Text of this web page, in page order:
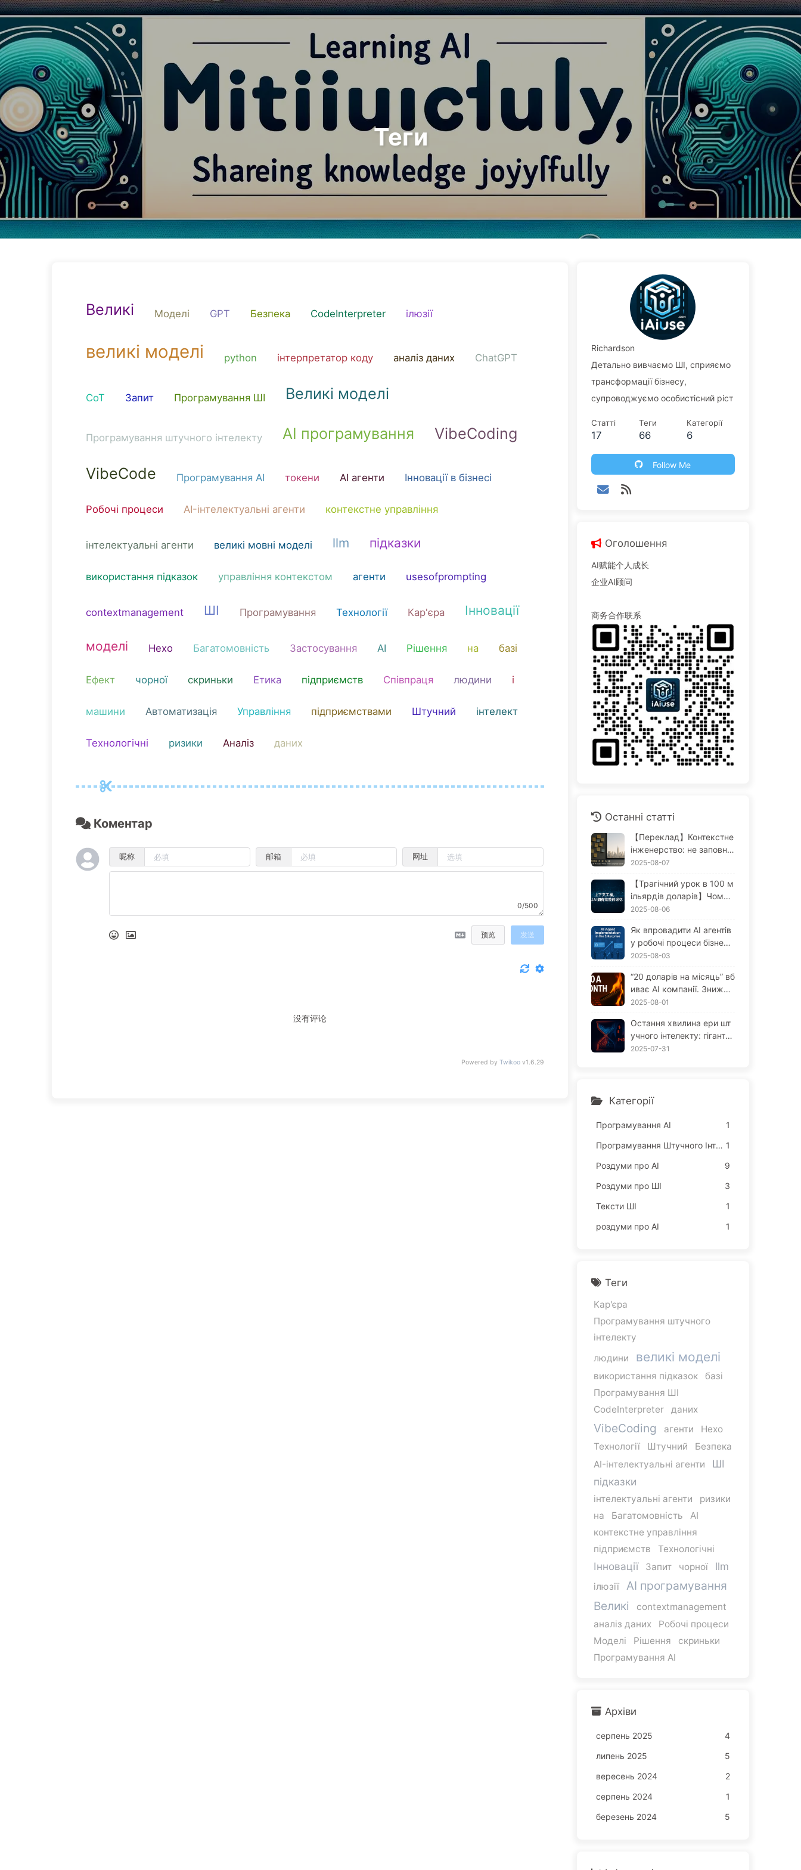
Шлях до Трансформації з ШІ Пошук Головна Архіви Теги Категорії Посилання Про нас 🇺🇦 Українська
Теги
Великі Моделі GPT Безпека CodeInterpreter ілюзії
великі моделі python інтерпретатор коду аналіз даних ChatGPT
CoT Запит Програмування ШІ Великі моделі
Програмування штучного інтелекту AI програмування VibeCoding
VibeCode Програмування AI токени AI агенти Інновації в бізнесі
Робочі процеси AI-інтелектуальні агенти контекстне управління
інтелектуальні агенти великі мовні моделі llm підказки
використання підказок управління контекстом агенти usesofprompting
contextmanagement ШІ Програмування Технології Кар'єра Інновації
моделі Hexo Багатомовність Застосування AI Рішення на базі
Ефект чорної скриньки Етика підприємств Співпраця людини і
машини Автоматизація Управління підприємствами Штучний інтелект
Технологічні ризики Аналіз даних
Коментар
昵称 邮箱 网址
0/500
预览 发送
没有评论
Powered by Twikoov1.6.29
Richardson
Детально вивчаємо ШІ, сприяємо
трансформації бізнесу,
супроводжуємо особистісний ріст
Статті
17
Теги
66
Категорії
6
Follow Me
Оголошення
AI赋能个人成长
企业AI顾问
商务合作联系
Останні статті
【Переклад】Контекстне
інженерство: не заповню
йте вікно забагато! Викор
у, відбору, стиснення та і
золяції, щоб тримати шу
м зовні — повільно вчим
ося AI170
2025-08-07
【Трагічний урок в 100 м
ільярдів доларів】Чому
AI-асистенти, на які комп
і гроші, завжди "забуваю
ть" у критичні моменти, в
той час як конкуренти от
римують приріст продук
тивності до 90%? — Пові
2025-08-06
Як впровадити AI агентів
у робочі процеси бізнес
у: Повний посібник на 20
те AI 166
2025-08-03
“20 доларів на місяць” вб
иває AI компанії. Знижен
ня ціни токенів — це ілюз
е твоя жадібність — пові
льно вчимо AI164
2025-08-01
Остання хвилина ери шт
учного інтелекту: гіганти
витрачають 300 мільйоні
родати ваше вільний час
а імперія жорстко оціню
о вивчаємо AI166
2025-07-31
Категорії
Програмування АІ
1
Програмування Штучного Інтелекту 1
Роздуми про AI
9
Роздуми про ШІ
3
Тексти ШІ
1
роздуми про AI
1
Теги
Кар'єра
Програмування штучного
інтелекту
людини
великі моделі
використання підказок
базі
Програмування ШІ
CodeInterpreter
даних
VibeCoding агенти
Hexo
Технології
Штучний
Безпека
AI-інтелектуальні агенти
ШІ
підказки
інтелектуальні агенти
ризики
на
Багатомовність
AI
контекстне управління
підприємств
Технологічні
Інновації Запит чорної llm
ілюзії
AI програмування
Великі
contextmanagement
аналіз даних
Робочі процеси
Моделі
Рішення
скриньки
Програмування AI
Архіви
серпень 2025
4
липень 2025
5
вересень 2024
2
серпень 2024
1
березень 2024
5